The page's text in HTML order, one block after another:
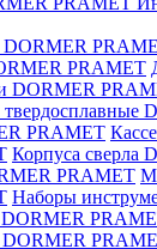
DORMER
PRAMET
DORMER
твердосплавные
PRAMET
Корпуса сверла
PRAMET
Наборы